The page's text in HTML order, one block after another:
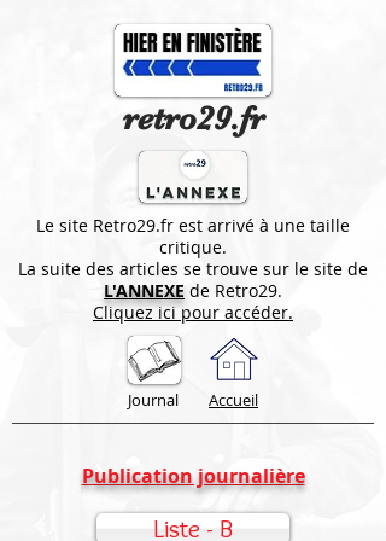
retro29.fr
Le site Retro29.fr est arrivé à une taille
critique.
La suite des articles se trouve sur le site de
L'ANNEXE de Retro29.
Cliquez ici pour accéder.
Journal Accueil
Publication journalière
Liste - B